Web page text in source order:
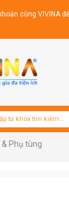
cùng VIVINA
& Phụ tùng